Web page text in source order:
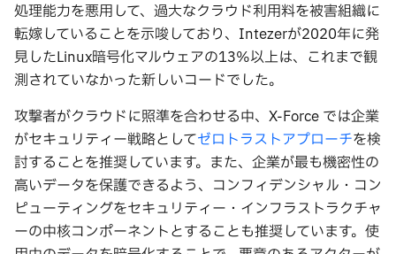
処理能力を悪用して、過大なクラウド利用料を被害組織に
転嫁していることを示唆しており、Intezerが2020年に発
見したLinux暗号化マルウェアの13%以上は、これまで観
測されていなかった新しいコードでした。
攻撃者がクラウドに照準を合わせる中、X-Force では企業
がセキュリティー戦略としてゼロトラストアプローチを検
討することを推奨しています。また、企業が最も機密性の
高いデータを保護できるよう、コンフィデンシャル・コン
ピューティングをセキュリティー・インフラストラクチャ
ーの中核コンポーネントとすることも推奨しています。使